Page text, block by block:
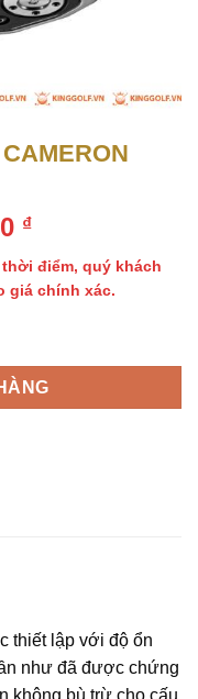
₫.
₫Giá
hiện
tại
là:
điểm, quý khách
giá chính xác.
X 5S (2022) số
thiết lập với độ ổn
như đã được chứng
không bù trừ cho cấu